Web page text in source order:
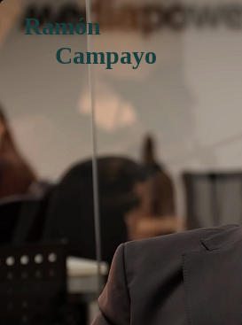
Ramón
Campayo